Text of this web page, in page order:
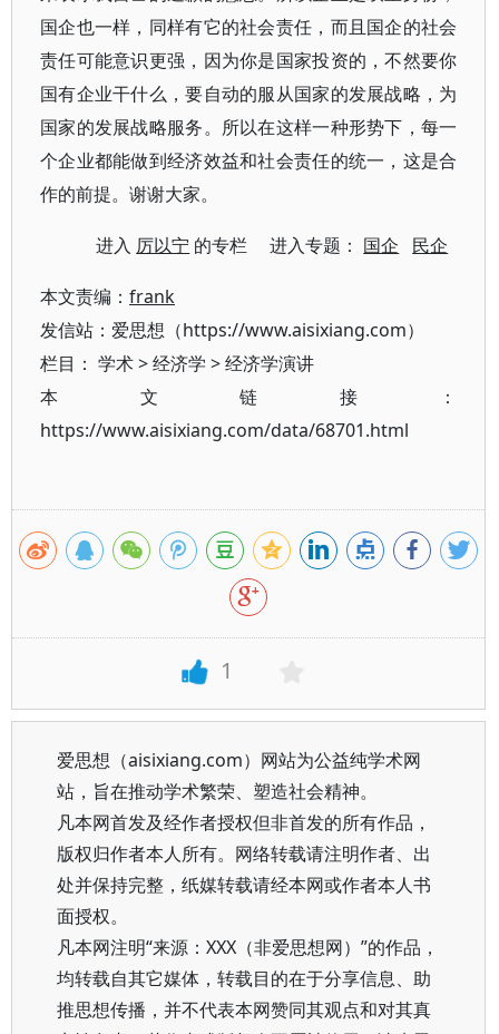
国企也一样，同样有它的社会责任，而且国企的社会
责任可能意识更强，因为你是国家投资的，不然要你
国有企业干什么，要自动的服从国家的发展战略，为
国家的发展战略服务。所以在这样一种形势下，每一
个企业都能做到经济效益和社会责任的统一，这是合
作的前提。谢谢大家。
进入 厉以宁 的专栏 进入专题： 国企 民企
本文责编： frank
发信站：爱思想（https://www.aisixiang.com）
栏目： 学术>经济学 >经济学演讲
本文链接：
https://www.aisixiang.com/data/68701.html
1
爱思想（aisixiang.com）网站为公益纯学术网
站，旨在推动学术繁荣、塑造社会精神。
凡本网首发及经作者授权但非首发的所有作品，
版权归作者本人所有。网络转载请注明作者、出
处并保持完整，纸媒转载请经本网或作者本人书
面授权。
凡本网注明“来源：XXX（非爱思想网）”的作品，
均转载自其它媒体，转载目的在于分享信息、助
推思想传播，并不代表本网赞同其观点和对其真